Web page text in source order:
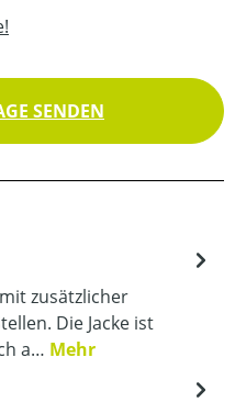
SENDEN
zusätzlicher
Die Jacke ist
a… Mehr